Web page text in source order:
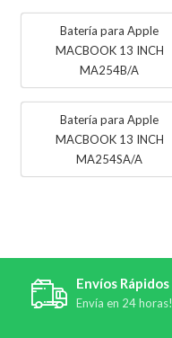
Batería para Apple
MACBOOK 13 INCH
MA254B/A
Batería para Apple
MACBOOK 13 INCH
MA254SA/A
Envíos Rápidos
Envía en 24 horas!